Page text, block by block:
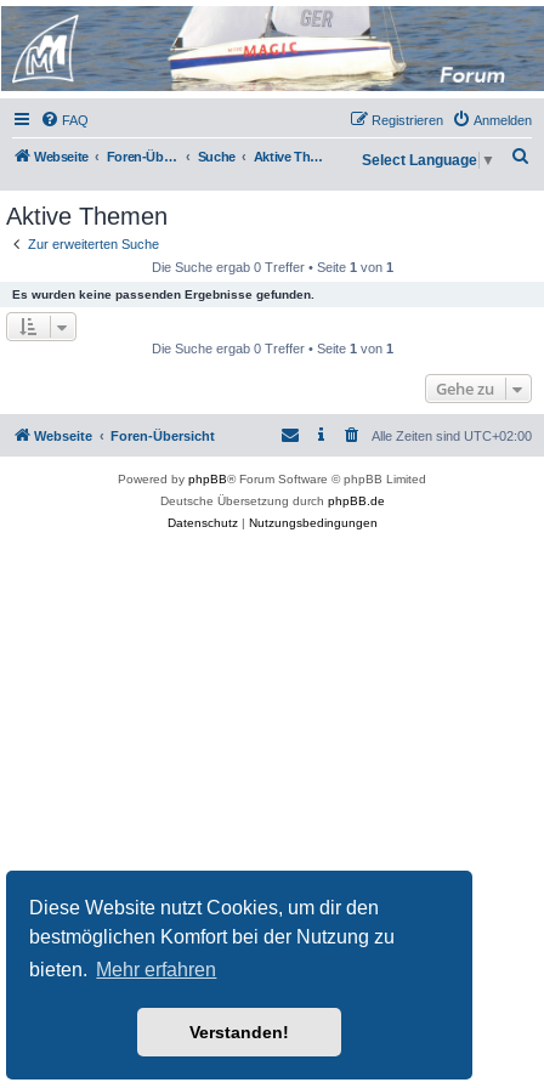
Diese Website nutzt Cookies, um dir den
bestmöglichen Komfort bei der Nutzung zu
bieten. Mehr erfahren
Verstanden!
Micro Magic Forum
Deutschland
FAQ Anmelden
Registrieren
Webseite Foren-Übersicht Suche Aktive Themen Select Language ▼
Aktive Themen
Zur erweiterten Suche
Die Suche ergab 0 Treffer • Seite 1 von 1
Es wurden keine passenden Ergebnisse gefunden.
Die Suche ergab 0 Treffer • Seite 1 von 1
Gehe zu
Webseite Foren-Übersicht Alle Zeiten sind UTC+02:00
Powered by phpBB® Forum Software © phpBB Limited
Deutsche Übersetzung durch phpBB.de
Datenschutz| Nutzungsbedingungen